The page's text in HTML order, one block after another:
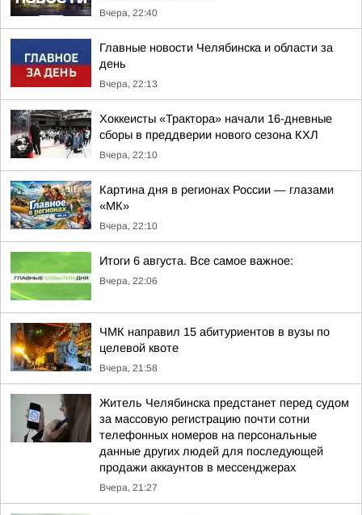
Вчера, 22:40
Главные новости Челябинска и области за
день
Вчера, 22:13
Хоккеисты «Трактора» начали 16-дневные
сборы в преддверии нового сезона КХЛ
Вчера, 22:10
Картина дня в регионах России — глазами
«МК»
Вчера, 22:10
Итоги 6 августа. Все самое важное:
Вчера, 22:06
ЧМК направил 15 абитуриентов в вузы по
целевой квоте
Вчера, 21:58
Житель Челябинска предстанет перед судом
за массовую регистрацию почти сотни
телефонных номеров на персональные
данные других людей для последующей
продажи аккаунтов в мессенджерах
Вчера, 21:27